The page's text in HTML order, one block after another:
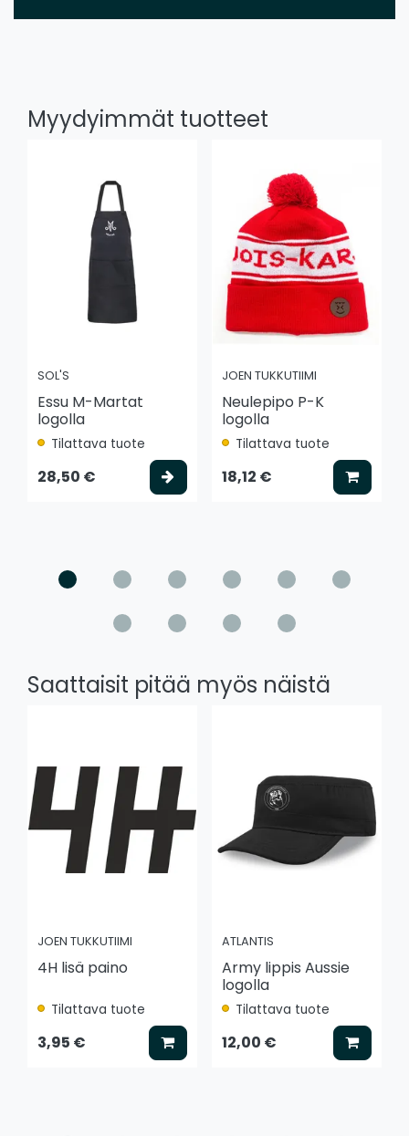
Myydyimmät tuotteet
SOL'S
Essu M-Martat
logolla
Tilattava tuote
28,50 € Valitse vaihtoehto
JOEN TUKKUTIIMI
Neulepipo P-K
logolla
Tilattava tuote
18,12 € Lisää
Saattaisit pitää myös näistä
JOEN TUKKUTIIMI
4H lisä paino
Tilattava tuote
3,95 € Lisää koriin
ATLANTIS
Army lippis Aussie
logolla
Tilattava tuote
12,00 € Lisää